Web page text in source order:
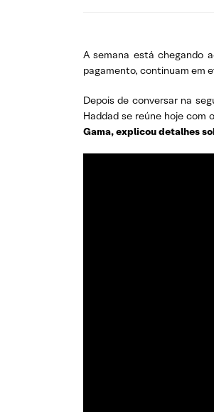
A semana está chegando
pagamento, continuam em
Depois de conversar na
Haddad se reúne hoje com
Gama, explicou detalhes